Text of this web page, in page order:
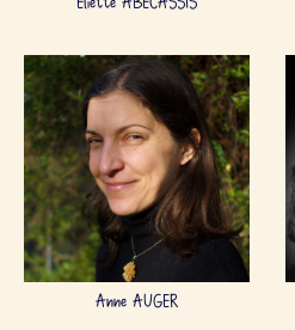
Anne AUGER